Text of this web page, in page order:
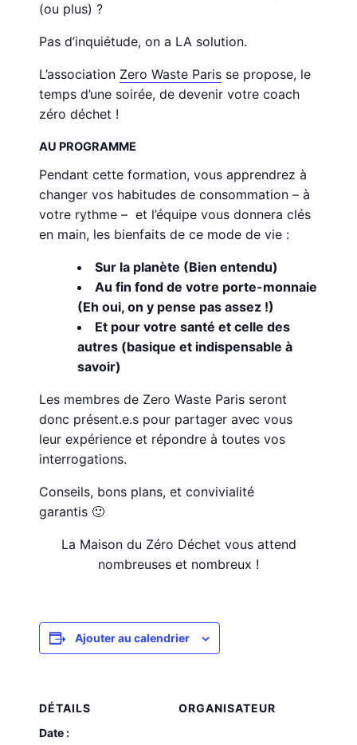
(ou plus) ?
Pas d’inquiétude, on a LA solution.
L’association Zero Waste Paris se propose, le
temps d’une soirée, de devenir votre coach
zéro déchet !
AU PROGRAMME
Pendant cette formation, vous apprendrez à
changer vos habitudes de consommation – à
votre rythme – et l’équipe vous donnera clés
en main, les bienfaits de ce mode de vie :
Sur la planète (Bien entendu)
Au fin fond de votre porte-monnaie
(Eh oui, on y pense pas assez !)
Et pour votre santé et celle des
autres (basique et indispensable à
savoir)
Les membres de Zero Waste Paris seront
donc présent.e.s pour partager avec vous
leur expérience et répondre à toutes vos
interrogations.
Conseils, bons plans, et convivialité
garantis 🙂
La Maison du Zéro Déchet vous attend
nombreuses et nombreux !
Ajouter au calendrier
DÉTAILS
Date :
ORGANISATEUR